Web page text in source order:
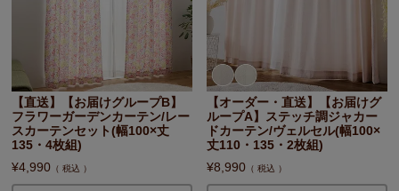
【直送】【お届けグループB】
フラワーガーデンカーテン/レー
スカーテンセット(幅100×丈
135・4枚組)
¥4,990 税込
【オーダー・直送】【お届けグ
ループA】ステッチ調ジャカー
ドカーテン/ヴェルセル(幅100×
丈110・135・2枚組)
¥8,990 税込